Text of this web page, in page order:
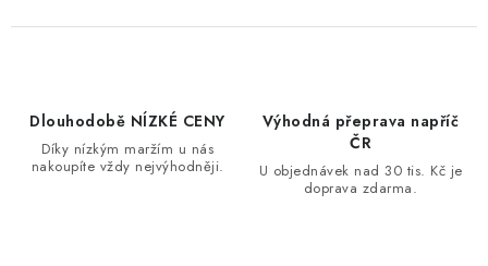
Dlouhodobě NÍZKÉ CENY
Díky nízkým maržím u nás
nakoupíte vždy nejvýhodněji.
Výhodná přeprava napříč
ČR
U objednávek nad 30 tis. Kč je
doprava zdarma.